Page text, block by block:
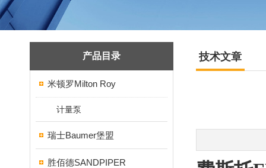
产品目录
米顿罗Milton Roy
计量泵
瑞士Baumer堡盟
胜佰德SANDPIPER
技术文章